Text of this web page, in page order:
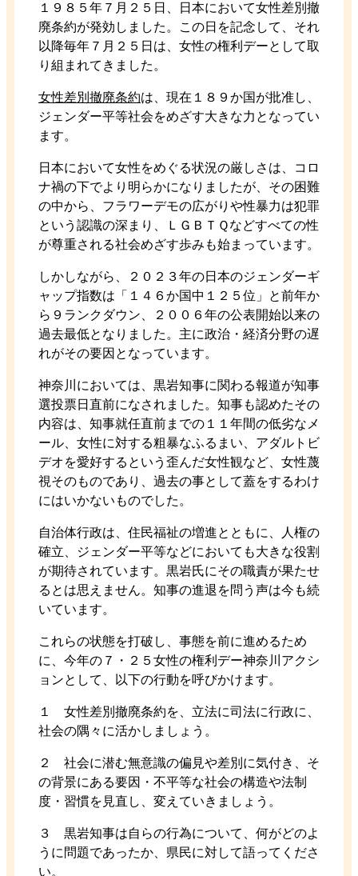
１９８５年７月２５日、日本において女性差別撤
廃条約が発効しました。この日を記念して、それ
以降毎年７月２５日は、女性の権利デーとして取
り組まれてきました。
女性差別撤廃条約は、現在１８９か国が批准し、
ジェンダー平等社会をめざす大きな力となってい
ます。
日本において女性をめぐる状況の厳しさは、コロ
ナ禍の下でより明らかになりましたが、その困難
の中から、フラワーデモの広がりや性暴力は犯罪
という認識の深まり、ＬＧＢＴＱなどすべての性
が尊重される社会めざす歩みも始まっています。
しかしながら、２０２３年の日本のジェンダーギ
ャップ指数は「１４６か国中１２５位」と前年か
ら９ランクダウン、２００６年の公表開始以来の
過去最低となりました。主に政治・経済分野の遅
れがその要因となっています。
神奈川においては、黒岩知事に関わる報道が知事
選投票日直前になされました。知事も認めたその
内容は、知事就任直前までの１１年間の低劣なメ
ール、女性に対する粗暴なふるまい、アダルトビ
デオを愛好するという歪んだ女性観など、女性蔑
視そのものであり、過去の事として蓋をするわけ
にはいかないものでした。
自治体行政は、住民福祉の増進とともに、人権の
確立、ジェンダー平等などにおいても大きな役割
が期待されています。黒岩氏にその職責が果たせ
るとは思えません。知事の進退を問う声は今も続
いています。
これらの状態を打破し、事態を前に進めるため
に、今年の７・２５女性の権利デー神奈川アクシ
ョンとして、以下の行動を呼びかけます。
１ 女性差別撤廃条約を、立法に司法に行政に、
社会の隅々に活かしましょう。
２ 社会に潜む無意識の偏見や差別に気付き、そ
の背景にある要因・不平等な社会の構造や法制
度・習慣を見直し、変えていきましょう。
３ 黒岩知事は自らの行為について、何がどのよ
うに問題であったか、県民に対して語ってくださ
い。